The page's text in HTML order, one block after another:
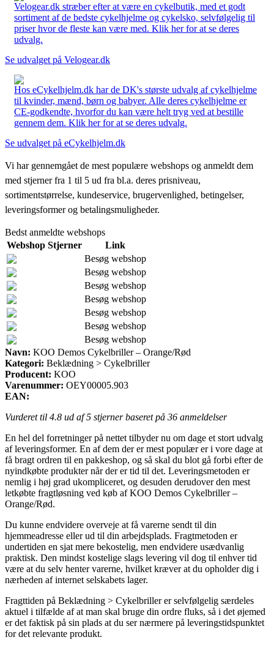
Velogear.dk stræber efter at være en cykelbutik, med et godt
sortiment af de bedste cykelhjelme og cykelsko, selvfølgelig til
priser hvor de fleste kan være med. Klik her for at se deres
udvalg.
Se udvalget på Velogear.dk
Hos eCykelhjelm.dk har de DK's største udvalg af cykelhjelme
til kvinder, mænd, børn og babyer. Alle deres cykelhjelme er
CE-godkendte, hvorfor du kan være helt tryg ved at bestille
gennem dem. Klik her for at se deres udvalg.
Se udvalget på eCykelhjelm.dk
Vi har gennemgået de mest populære webshops og anmeldt dem
med stjerner fra 1 til 5 ud fra bl.a. deres prisniveau,
sortimentstørrelse, kundeservice, brugervenlighed, betingelser,
leveringsformer og betalingsmuligheder.
Bedst anmeldte webshops
Webshop Stjerner
Link
Besøg webshop
Besøg webshop
Besøg webshop
Besøg webshop
Besøg webshop
Besøg webshop
Besøg webshop
Navn: KOO Demos Cykelbriller – Orange/Rød
Kategori: Beklædning > Cykelbriller
Producent: KOO
Varenummer: OEY00005.903
EAN:
Vurderet til 4.8 ud af 5 stjerner baseret på 36 anmeldelser
En hel del forretninger på nettet tilbyder nu om dage et stort udvalg
af leveringsformer. En af dem der er mest populær er i vore dage at
få bragt ordren til en pakkeshop, og så skal du blot gå forbi efter de
nyindkøbte produkter når der er tid til det. Leveringsmetoden er
nemlig i høj grad ukompliceret, og desuden derudover den mest
letkøbte fragtløsning ved køb af KOO Demos Cykelbriller –
Orange/Rød.
Du kunne endvidere overveje at få varerne sendt til din
hjemmeadresse eller ud til din arbejdsplads. Fragtmetoden er
undertiden en sjat mere bekostelig, men endvidere usædvanlig
praktisk. Den mindst kostelige slags levering vil dog til enhver tid
være at du selv henter varerne, hvilket kræver at du opholder dig i
nærheden af internet selskabets lager.
Fragttiden på Beklædning > Cykelbriller er selvfølgelig særdeles
aktuel i tilfælde af at man skal bruge din ordre fluks, så i det øjemed
er det faktisk på sin plads at du ser nærmere på leveringstidspunktet
for det relevante produkt.